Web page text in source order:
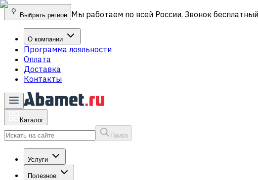
Выбрать регион Мы работаем по всей России. Звонок
О компании
Программа лояльности
Оплата
Доставка
Контакты
Каталог
Поиск
Услуги
Полезное